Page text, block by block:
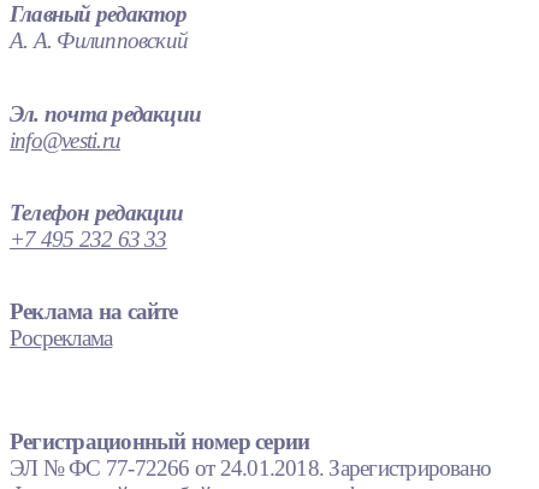
Главный редактор
А. А. Филипповский
Эл. почта редакции
info@vesti.ru
Телефон редакции
+7 495 232 63 33
Реклама на сайте
Росреклама
Регистрационный номер серии
ЭЛ № ФС 77-72266 от 24.01.2018. Зарегистрировано